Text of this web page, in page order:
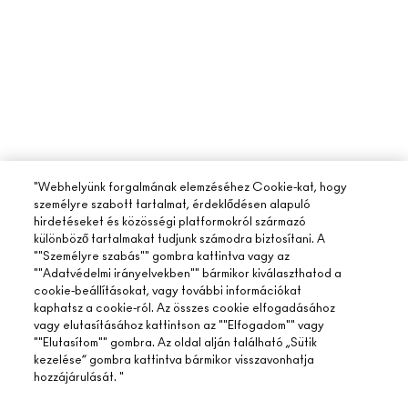
"Webhelyünk forgalmának elemzéséhez Cookie-kat, hogy
személyre szabott tartalmat, érdeklődésen alapuló
hirdetéseket és közösségi platformokról származó
különböző tartalmakat tudjunk számodra biztosítani. A
""Személyre szabás"" gombra kattintva vagy az
""Adatvédelmi irányelvekben"" bármikor kiválaszthatod a
cookie-beállításokat, vagy további információkat
kaphatsz a cookie-ról. Az összes cookie elfogadásához
vagy elutasításához kattintson az ""Elfogadom"" vagy
""Elutasítom"" gombra. Az oldal alján található „Sütik
kezelése” gombra kattintva bármikor visszavonhatja
hozzájárulását. "